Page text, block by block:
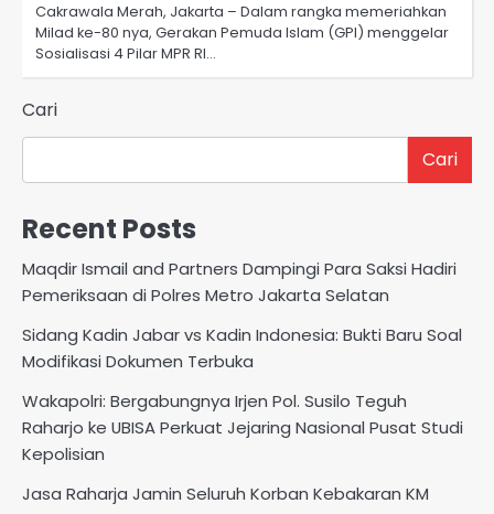
Cakrawala Merah, Jakarta – Dalam rangka memeriahkan
Milad ke-80 nya, Gerakan Pemuda Islam (GPI) menggelar
Sosialisasi 4 Pilar MPR RI…
Cari
Cari
Recent Posts
Maqdir Ismail and Partners Dampingi Para Saksi Hadiri
Pemeriksaan di Polres Metro Jakarta Selatan
Sidang Kadin Jabar vs Kadin Indonesia: Bukti Baru Soal
Modifikasi Dokumen Terbuka
Wakapolri: Bergabungnya Irjen Pol. Susilo Teguh
Raharjo ke UBISA Perkuat Jejaring Nasional Pusat Studi
Kepolisian
Jasa Raharja Jamin Seluruh Korban Kebakaran KM